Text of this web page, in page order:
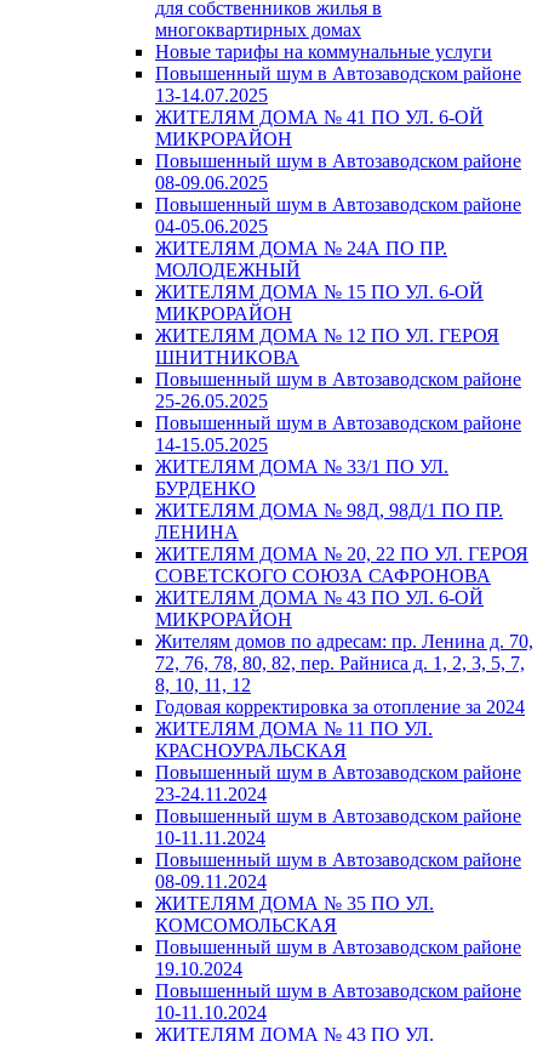
для собственников жилья в
многоквартирных домах
Новые тарифы на коммунальные услуги
Повышенный шум в Автозаводском районе
13-14.07.2025
ЖИТЕЛЯМ ДОМА № 41 ПО УЛ. 6-ОЙ
МИКРОРАЙОН
Повышенный шум в Автозаводском районе
08-09.06.2025
Повышенный шум в Автозаводском районе
04-05.06.2025
ЖИТЕЛЯМ ДОМА № 24А ПО ПР.
МОЛОДЕЖНЫЙ
ЖИТЕЛЯМ ДОМА № 15 ПО УЛ. 6-ОЙ
МИКРОРАЙОН
ЖИТЕЛЯМ ДОМА № 12 ПО УЛ. ГЕРОЯ
ШНИТНИКОВА
Повышенный шум в Автозаводском районе
25-26.05.2025
Повышенный шум в Автозаводском районе
14-15.05.2025
ЖИТЕЛЯМ ДОМА № 33/1 ПО УЛ.
БУРДЕНКО
ЖИТЕЛЯМ ДОМА № 98Д, 98Д/1 ПО ПР.
ЛЕНИНА
ЖИТЕЛЯМ ДОМА № 20, 22 ПО УЛ. ГЕРОЯ
СОВЕТСКОГО СОЮЗА САФРОНОВА
ЖИТЕЛЯМ ДОМА № 43 ПО УЛ. 6-ОЙ
МИКРОРАЙОН
Жителям домов по адресам: пр. Ленина д. 70,
72, 76, 78, 80, 82, пер. Райниса д. 1, 2, 3, 5, 7,
8, 10, 11, 12
Годовая корректировка за отопление за 2024
ЖИТЕЛЯМ ДОМА № 11 ПО УЛ.
КРАСНОУРАЛЬСКАЯ
Повышенный шум в Автозаводском районе
23-24.11.2024
Повышенный шум в Автозаводском районе
10-11.11.2024
Повышенный шум в Автозаводском районе
08-09.11.2024
ЖИТЕЛЯМ ДОМА № 35 ПО УЛ.
КОМСОМОЛЬСКАЯ
Повышенный шум в Автозаводском районе
19.10.2024
Повышенный шум в Автозаводском районе
10-11.10.2024
ЖИТЕЛЯМ ДОМА № 43 ПО УЛ.